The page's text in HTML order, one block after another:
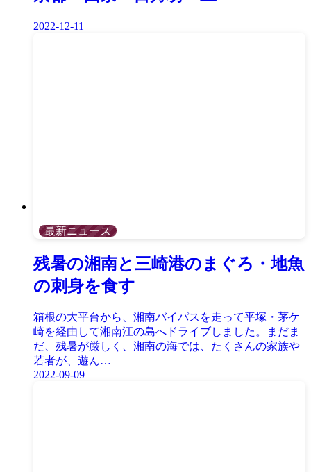
2022-12-11
最新ニュース
残暑の湘南と三崎港のまぐろ・地魚
の刺身を食す
箱根の大平台から、湘南バイパスを走って平塚・茅ケ
崎を経由して湘南江の島へドライブしました。まだま
だ、残暑が厳しく、湘南の海では、たくさんの家族や
若者が、遊ん…
2022-09-09